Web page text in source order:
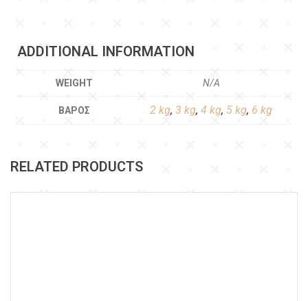
ADDITIONAL INFORMATION
WEIGHT N/A
ΒΆΡΟΣ 2 kg, 3 kg, 4 kg, 5 kg, 6 kg
RELATED PRODUCTS